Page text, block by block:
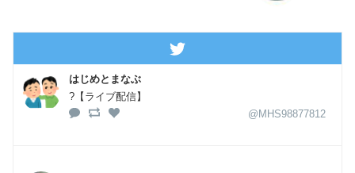
はじめとまなぶ
?【ライブ配信】
@MHS98877812